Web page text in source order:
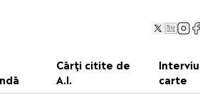
Cărți citite de
A.I.
carte